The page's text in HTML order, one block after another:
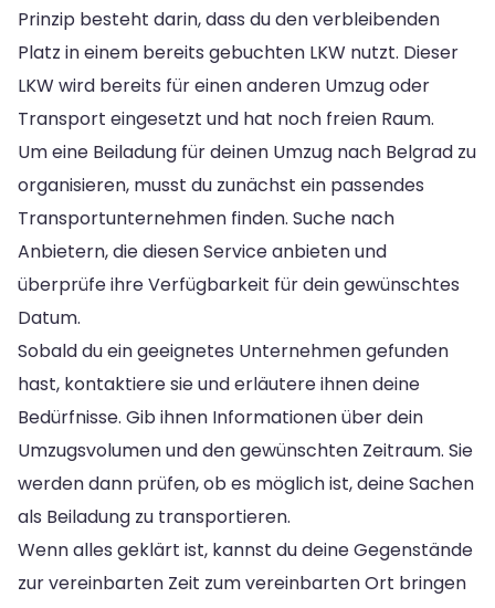
Prinzip besteht darin, dass du den verbleibenden
Platz in einem bereits gebuchten LKW nutzt. Dieser
LKW wird bereits für einen anderen Umzug oder
Transport eingesetzt und hat noch freien Raum.
Um eine Beiladung für deinen Umzug nach Belgrad zu
organisieren, musst du zunächst ein passendes
Transportunternehmen finden. Suche nach
Anbietern, die diesen Service anbieten und
überprüfe ihre Verfügbarkeit für dein gewünschtes
Datum.
Sobald du ein geeignetes Unternehmen gefunden
hast, kontaktiere sie und erläutere ihnen deine
Bedürfnisse. Gib ihnen Informationen über dein
Umzugsvolumen und den gewünschten Zeitraum. Sie
werden dann prüfen, ob es möglich ist, deine Sachen
als Beiladung zu transportieren.
Wenn alles geklärt ist, kannst du deine Gegenstände
zur vereinbarten Zeit zum vereinbarten Ort bringen